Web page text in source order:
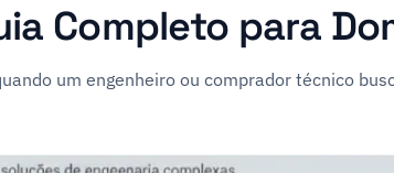
Completo para
um engenheiro ou comprador técnico